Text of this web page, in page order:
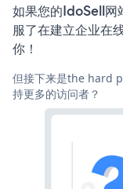
如果您的IdoSell网
服了在建立企业在
你！
但接下来是the hard
持更多的访问者？